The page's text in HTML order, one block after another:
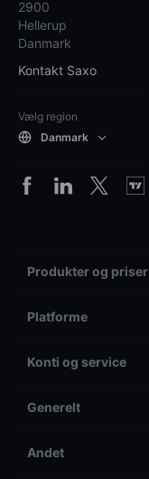
2900
Hellerup
Danmark
Kontakt Saxo
Vælg region
Danmark
Produkter og priser
Platforme
Konti og service
Generelt
Andet